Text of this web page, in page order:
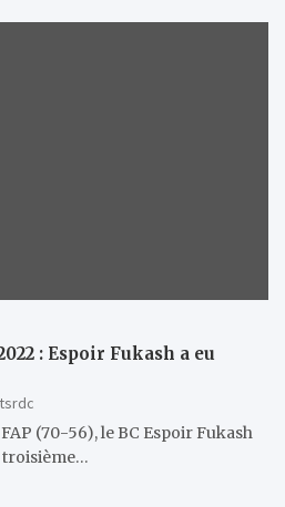
: Espoir Fukash a eu
(70-56), le BC Espoir Fukash
troisième…